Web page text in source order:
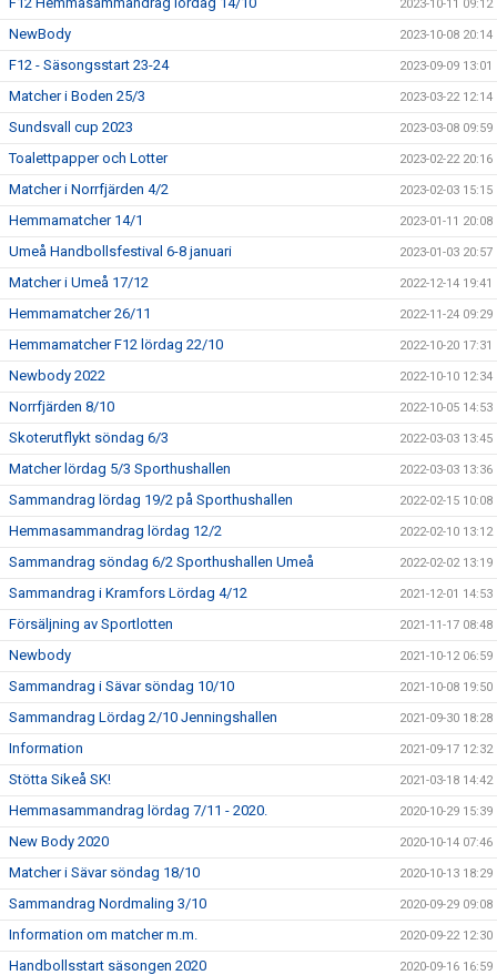
2023-10-11 09:12
NewBody 2023-10-08 20:14
F12 - Säsongsstart 23-24 2023-09-09 13:01
Matcher i Boden 25/3 2023-03-22 12:14
Sundsvall cup 2023 2023-03-08 09:59
Toalettpapper och Lotter 2023-02-22 20:16
Matcher i Norrfjärden 4/2 2023-02-03 15:15
Hemmamatcher 14/1 2023-01-11 20:08
Umeå Handbollsfestival 6-8 januari 2023-01-03 20:57
Matcher i Umeå 17/12 2022-12-14 19:41
Hemmamatcher 26/11 2022-11-24 09:29
Hemmamatcher F12 lördag 22/10 2022-10-20 17:31
Newbody 2022 2022-10-10 12:34
Norrfjärden 8/10 2022-10-05 14:53
Skoterutflykt söndag 6/3 2022-03-03 13:45
Matcher lördag 5/3 Sporthushallen 2022-03-03 13:36
Sammandrag lördag 19/2 på Sporthushallen 2022-02-15 10:08
Hemmasammandrag lördag 12/2 2022-02-10 13:12
Sammandrag söndag 6/2 Sporthushallen Umeå 2022-02-02 13:19
Sammandrag i Kramfors Lördag 4/12 2021-12-01 14:53
Försäljning av Sportlotten 2021-11-17 08:48
Newbody 2021-10-12 06:59
Sammandrag i Sävar söndag 10/10 2021-10-08 19:50
Sammandrag Lördag 2/10 Jenningshallen 2021-09-30 18:28
Information 2021-09-17 12:32
Stötta Sikeå SK! 2021-03-18 14:42
Hemmasammandrag lördag 7/11 - 2020. 2020-10-29 15:39
New Body 2020 2020-10-14 07:46
Matcher i Sävar söndag 18/10 2020-10-13 18:29
Sammandrag Nordmaling 3/10 2020-09-29 09:08
Information om matcher m.m. 2020-09-22 12:30
Handbollsstart säsongen 2020 2020-09-16 16:59